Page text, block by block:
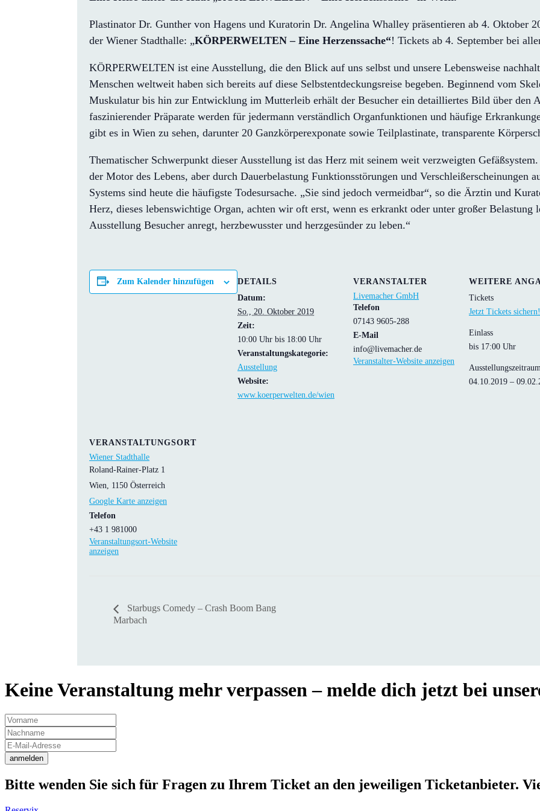
Plastinator Dr. Gunther von Hagens und Kuratorin Dr. Angelina Whalley präsentieren ab 4. Oktober
der Wiener Stadthalle: „KÖRPERWELTEN – Eine Herzenssache“! Tickets ab 4. September bei
KÖRPERWELTEN ist eine Ausstellung, die den Blick auf uns selbst und unsere Lebensweise
Menschen weltweit haben sich bereits auf diese Selbstentdeckungsreise begeben. Beginnend vom
Muskulatur bis hin zur Entwicklung im Mutterleib erhält der Besucher ein detailliertes Bild über den
faszinierender Präparate werden für jedermann verständlich Organfunktionen und häufige
gibt es in Wien zu sehen, darunter 20 Ganzkörperexponate sowie Teilplastinate, transparente
Thematischer Schwerpunkt dieser Ausstellung ist das Herz mit seinem weit verzweigten
der Motor des Lebens, aber durch Dauerbelastung Funktionsstörungen und Verschleißerscheinungen
Systems sind heute die häufigste Todesursache. „Sie sind jedoch vermeidbar“, so die Ärztin und
Herz, dieses lebenswichtige Organ, achten wir oft erst, wenn es erkrankt oder unter großer Belastung
Ausstellung Besucher anregt, herzbewusster und herzgesünder zu leben.“
Zum Kalender hinzufügen
DETAILS
Datum:
So., 20. Oktober 2019
Zeit:
10:00 Uhr bis 18:00 Uhr
Veranstaltungskategorie:
Ausstellung
Website:
www.koerperwelten.de/wien
VERANSTALTER
Livemacher GmbH
Telefon
07143 9605-288
E-Mail
info@livemacher.de
Veranstalter-Website anzeigen
WEITERE
Tickets
Jetzt Tickets sichern!
Einlass
bis 17:00 Uhr
Ausstellungszeitraum
04.10.2019 –
VERANSTALTUNGSORT
Wiener Stadthalle
Roland-Rainer-Platz 1
Wien, 1150 Österreich
Google Karte anzeigen
Telefon
+43 1 981000
Veranstaltungsort-Website
anzeigen
Starbugs Comedy – Crash Boom Bang
Marbach
Keine Veranstaltung mehr verpassen – melde dich jetzt bei
anmelden
Bitte wenden Sie sich für Fragen zu Ihrem Ticket an den jeweiligen Ticketanbieter.